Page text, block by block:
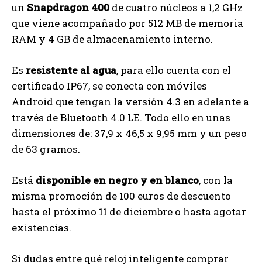
un Snapdragon 400 de cuatro núcleos a 1,2 GHz
que viene acompañado por 512 MB de memoria
RAM y 4 GB de almacenamiento interno.
Es resistente al agua, para ello cuenta con el
certificado IP67, se conecta con móviles
Android que tengan la versión 4.3 en adelante a
través de Bluetooth 4.0 LE. Todo ello en unas
dimensiones de: 37,9 x 46,5 x 9,95 mm y un peso
de 63 gramos.
Está disponible en negro y en blanco, con la
misma promoción de 100 euros de descuento
hasta el próximo 11 de diciembre o hasta agotar
existencias.
Si dudas entre qué reloj inteligente comprar